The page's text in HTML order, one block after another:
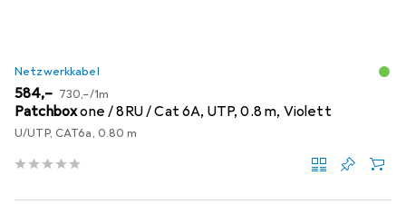
Netzwerkkabel
EUR
584,– EUR
730,–/1m
Patchboxone / 8RU / Cat 6A, UTP, 0.8 m, Violett
U/UTP, CAT6a, 0.80 m